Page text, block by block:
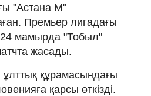
"Астана М"
Премьер лигадағы
мамырда "Тобыл"
жасады.
құрамасындағы
қарсы өткізді.